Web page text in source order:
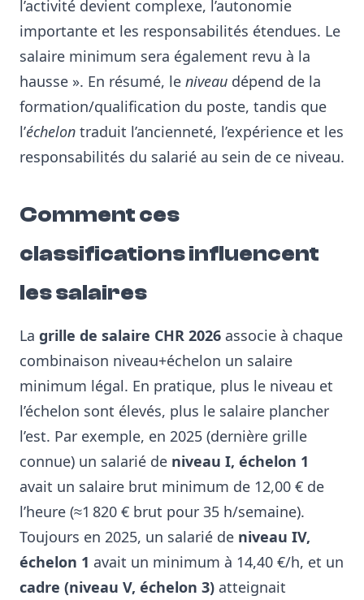
l’activité devient complexe, l’autonomie
importante et les responsabilités étendues. Le
salaire minimum sera également revu à la
hausse ». En résumé, le niveau dépend de la
formation/qualification du poste, tandis que
l’échelon traduit l’ancienneté, l’expérience et les
responsabilités du salarié au sein de ce niveau.
Comment ces
classifications influencent
les salaires
La grille de salaire CHR 2026 associe à chaque
combinaison niveau+échelon un salaire
minimum légal. En pratique, plus le niveau et
l’échelon sont élevés, plus le salaire plancher
l’est. Par exemple, en 2025 (dernière grille
connue) un salarié de niveau I, échelon 1
avait un salaire brut minimum de 12,00 € de
l’heure (≈1 820 € brut pour 35 h/semaine).
Toujours en 2025, un salarié de niveau IV,
échelon 1 avait un minimum à 14,40 €/h, et un
cadre (niveau V, échelon 3) atteignait